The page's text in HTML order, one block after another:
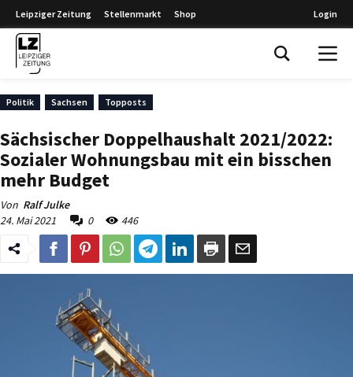
Leipziger Zeitung Stellenmarkt Shop Login
Politik Sachsen Topposts
Sächsischer Doppelhaushalt 2021/2022:
Sozialer Wohnungsbau mit ein bisschen
mehr Budget
Von Ralf Julke
24. Mai 2021
0 446